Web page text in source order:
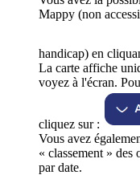
Mappy (non
handicap) en
La carte affiche
voyez à l'écran.
cliquez sur :
Vous avez
« classement »
par date.